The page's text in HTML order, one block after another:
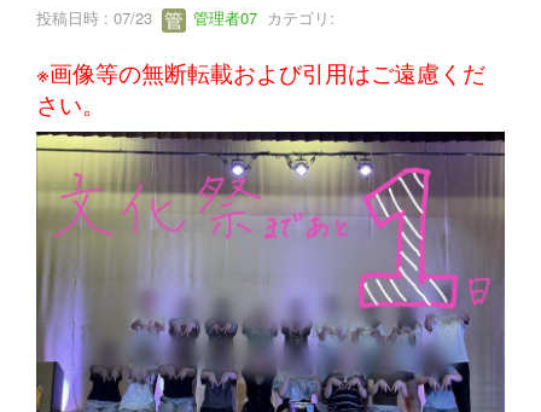
投稿日時 : 07/23 管理者07 カテゴリ:
※画像等の無断転載および引用はご遠慮くだ
さい。